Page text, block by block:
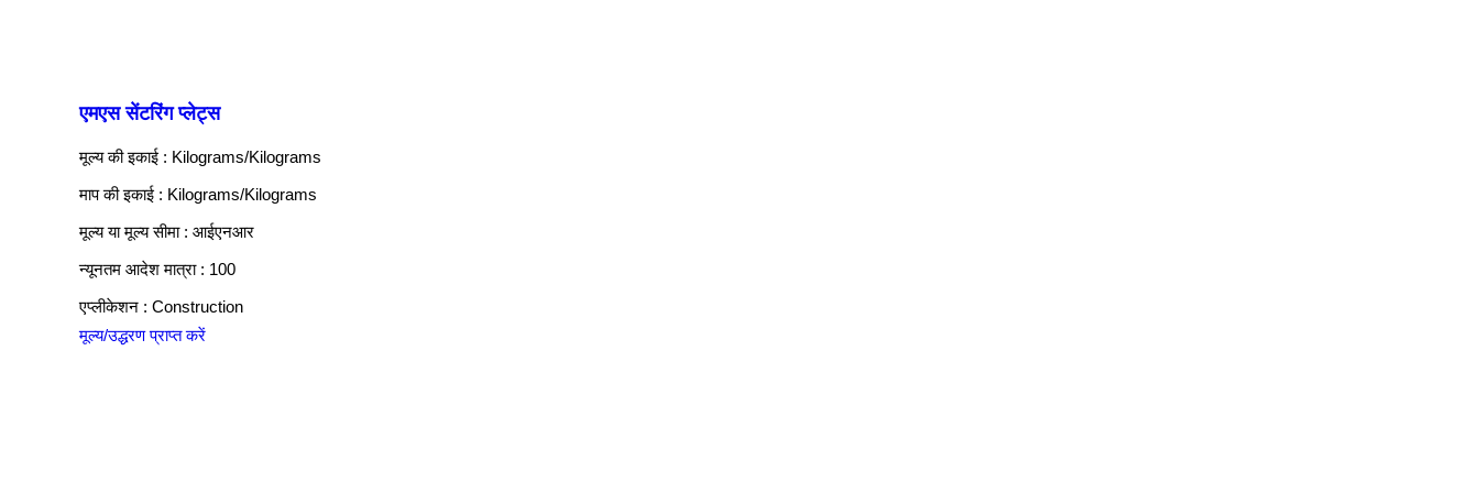
एमएस सेंटरिंग प्लेट्स
मूल्य की इकाई : Kilograms/Kilograms
माप की इकाई : Kilograms/Kilograms
मूल्य या मूल्य सीमा : आईएनआर
न्यूनतम आदेश मात्रा : 100
एप्लीकेशन : Construction
मूल्य/उद्धरण प्राप्त करें